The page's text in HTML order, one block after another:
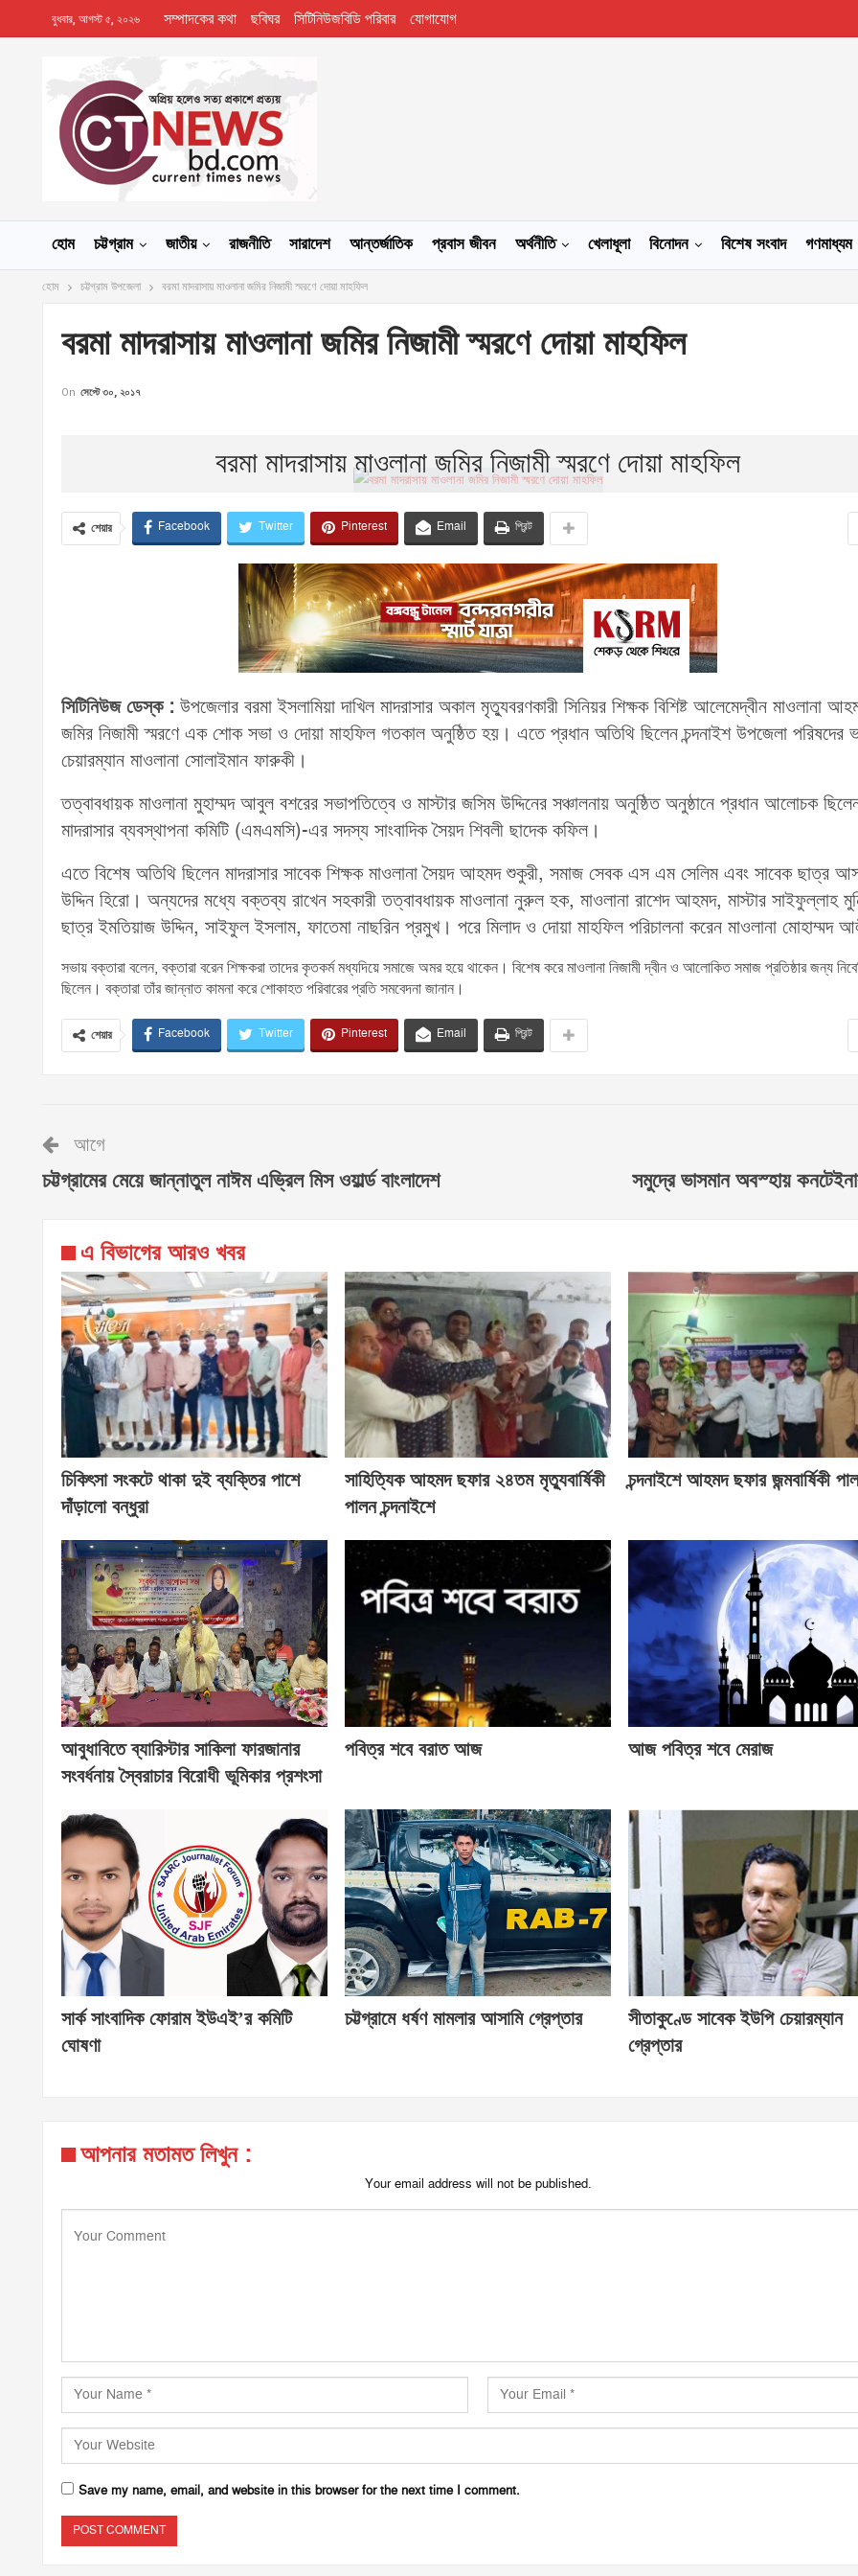
বুধবার, আগস্ট ৫, ২০২৬ সম্পাদকের কথা ছবিঘর সিটিনিউজবিডি পরিবার যোগাযোগ
হোম চট্টগ্রাম জাতীয় রাজনীতি সারাদেশ আন্তর্জাতিক প্রবাস জীবন অর্থনীতি খেলাধূলা বিনোদন বিশেষ সংবাদ গণমাধ্যম
হোম চট্টগ্রাম উপজেলা বরমা মাদরাসায় মাওলানা জমির নিজামী স্মরণে দোয়া মাহফিল
বরমা মাদরাসায় মাওলানা জমির নিজামী স্মরণে দোয়া মাহফিল
On সেপ্টে ৩০, ২০১৭
বরমা মাদরাসায় মাওলানা জমির নিজামী স্মরণে দোয়া মাহফিল
শেয়ার Facebook Twitter Pinterest Email প্রিন্ট
সিটিনিউজ ডেস্ক : উপজেলার বরমা ইসলামিয়া দাখিল মাদরাসার অকাল মৃত্যুবরণকারী সিনিয়র শিক্ষক বিশিষ্ট আলেমেদ্বীন মাওলানা
জমির নিজামী স্মরণে এক শোক সভা ও দোয়া মাহফিল গতকাল অনুষ্ঠিত হয়। এতে প্রধান অতিথি ছিলেন চন্দনাইশ উপজেলা পরিষদের
চেয়ারম্যান মাওলানা সোলাইমান ফারুকী।
তত্বাবধায়ক মাওলানা মুহাম্মদ আবুল বশরের সভাপতিত্বে ও মাস্টার জসিম উদ্দিনের সঞ্চালনায় অনুষ্ঠিত অনুষ্ঠানে প্রধান আলোচক
মাদরাসার ব্যবস্থাপনা কমিটি (এমএমসি)-এর সদস্য সাংবাদিক সৈয়দ শিবলী ছাদেক কফিল।
এতে বিশেষ অতিথি ছিলেন মাদরাসার সাবেক শিক্ষক মাওলানা সৈয়দ আহমদ শুকুরী, সমাজ সেবক এস এম সেলিম এবং সাবেক ছাত্র
উদ্দিন হিরো। অন্যদের মধ্যে বক্তব্য রাখেন সহকারী তত্বাবধায়ক মাওলানা নুরুল হক, মাওলানা রাশেদ আহমদ, মাস্টার সাইফুল্লাহ
ছাত্র ইমতিয়াজ উদ্দিন, সাইফুল ইসলাম, ফাতেমা নাছরিন প্রমুখ। পরে মিলাদ ও দোয়া মাহফিল পরিচালনা করেন মাওলানা মোহাম্মদ
সভায় বক্তারা বলেন, বক্তারা বরেন শিক্ষকরা তাদের কৃতকর্ম মধ্যদিয়ে সমাজে অমর হয়ে থাকেন। বিশেষ করে মাওলানা নিজামী দ্বীন ও আলোকিত সমাজ প্রতিষ্ঠার জন্য
ছিলেন। বক্তারা তাঁর জান্নাত কামনা করে শোকাহত পরিবারের প্রতি সমবেদনা জানান।
শেয়ার Facebook Twitter Pinterest Email প্রিন্ট
আগে
চট্টগ্রামের মেয়ে জান্নাতুল নাঈম এভ্রিল মিস ওয়ার্ল্ড বাংলাদেশ সমুদ্রে ভাসমান অবস্হায়
এ বিভাগের আরও খবর
চিকিৎসা সংকটে থাকা দুই ব্যক্তির পাশে
দাঁড়ালো বন্ধুরা
সাহিত্যিক আহমদ ছফার ২৪তম মৃত্যুবার্ষিকী
পালন চন্দনাইশে
চন্দনাইশে আহমদ ছফার জন্মবার্ষিকী
আবুধাবিতে ব্যারিস্টার সাকিলা ফারজানার
সংবর্ধনায় স্বৈরাচার বিরোধী ভূমিকার প্রশংসা
পবিত্র শবে বরাত আজ আজ পবিত্র শবে মেরাজ
সার্ক সাংবাদিক ফোরাম ইউএই’র কমিটি
ঘোষণা
চট্টগ্রামে ধর্ষণ মামলার আসামি গ্রেপ্তার
সীতাকুণ্ডে সাবেক ইউপি চেয়ারম্যান
গ্রেপ্তার
আপনার মতামত লিখুন :
Your email address will not be published.
Save my name, email, and website in this browser for the next time I comment.